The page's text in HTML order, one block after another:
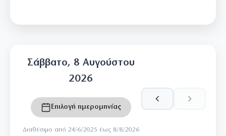
Σάββατο, 8 Αυγούστου
2026
Επιλογή ημερομηνίας
Διαθέσιμο από 24/6/2025 έως 8/8/2026